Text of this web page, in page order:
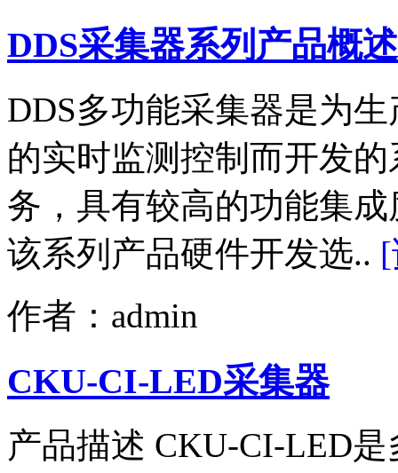
DDS采集器系列产品概述
DDS多功能采集器是为
的实时监测控制而开发
务，具有较高的功能集
该系列产品硬件开发选..
作者：admin
CKU-CI-LED采集器
产品描述 CKU-CI-LED